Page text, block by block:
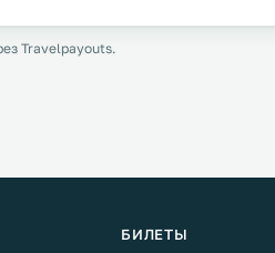
Travelpayouts.
БИЛЕТЫ